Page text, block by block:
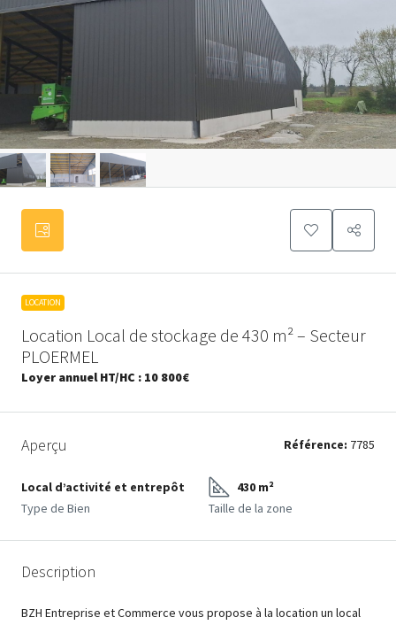
LOCATION
Location Local de stockage de 430 m² – Secteur
PLOERMEL
Loyer annuel HT/HC : 10 800€
Aperçu Référence: 7785
Local d’activité et entrepôt
Type de Bien
430 m²
Taille de la zone
Description
BZH Entreprise et Commerce vous propose à la location un local